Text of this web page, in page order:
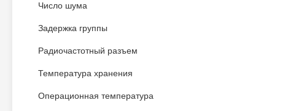
Число шума
Задержка группы
Радиочастотный разъем
Температура хранения
Операционная температура